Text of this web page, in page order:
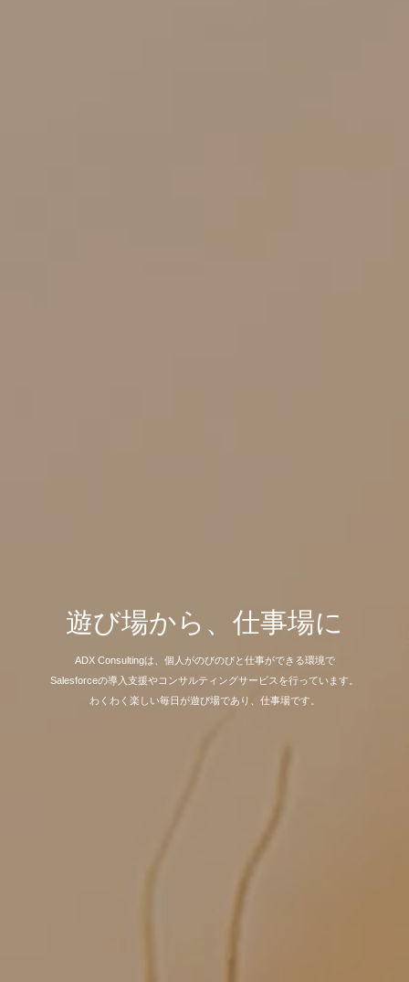
遊び場から、仕事場に
ADX Consultingは、個人がのびのびと仕事ができる環境で
Salesforceの導入支援やコンサルティングサービスを行っています。
わくわく楽しい毎日が遊び場であり、仕事場です。